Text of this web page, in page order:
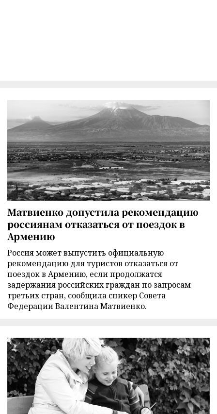
Матвиенко допустила рекомендацию
россиянам отказаться от поездок в
Армению
Россия может выпустить официальную
рекомендацию для туристов отказаться от
поездок в Армению, если продолжатся
задержания российских граждан по запросам
третьих стран, сообщила спикер Совета
Федерации Валентина Матвиенко.